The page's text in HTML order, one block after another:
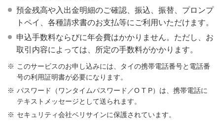
預金残高や入出金明細のご確認、振込、振替、プロンプ
トペイ、各種請求書のお支払等にご利用いただけます。
申込手数料ならびに年会費はかかりません。ただし、お
取引内容によっては、所定の手数料がかかります。
このサービスのお申し込みには、タイの携帯電話番号と電話番
号の利用証明書が必要になります。
パスワード（ワンタイムパスワード／O T P）は、携帯電話に
テキストメッセージとして送られます。
セキュリティ会社ベリサインに保護されています。